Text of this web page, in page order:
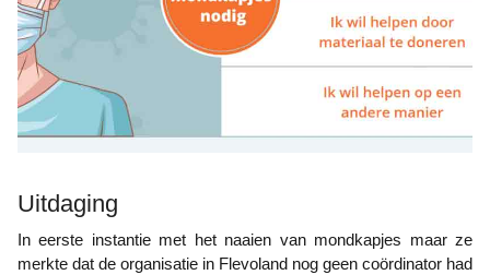
Uitdaging
In eerste instantie met het naaien van mondkapjes maar ze
merkte dat de organisatie in Flevoland nog geen coördinator had